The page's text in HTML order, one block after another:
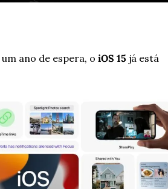
ano de espera, o iOS 15 já está